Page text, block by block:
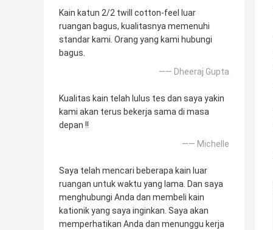
Kain katun 2/2 twill cotton-feel luar
ruangan bagus, kualitasnya memenuhi
standar kami. Orang yang kami hubungi
bagus.
—— Dheeraj Gupta
Kualitas kain telah lulus tes dan saya yakin
kami akan terus bekerja sama di masa
depan !!
—— Michelle
Saya telah mencari beberapa kain luar
ruangan untuk waktu yang lama. Dan saya
menghubungi Anda dan membeli kain
kationik yang saya inginkan. Saya akan
memperhatikan Anda dan menunggu kerja